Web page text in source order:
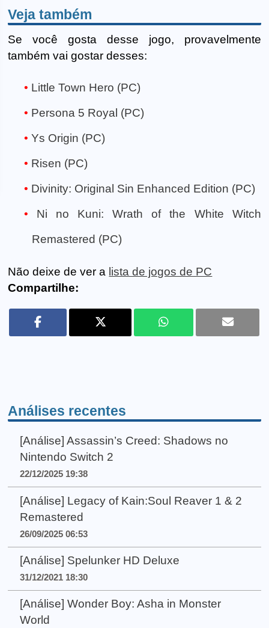
Veja também
Se você gosta desse jogo, provavelmente
também vai gostar desses:
Little Town Hero (PC)
Persona 5 Royal (PC)
Ys Origin (PC)
Risen (PC)
Divinity: Original Sin Enhanced Edition (PC)
Ni no Kuni: Wrath of the White Witch
Remastered (PC)
Não deixe de ver a lista de jogos de PC
Compartilhe:
Análises recentes
[Análise] Assassin’s Creed: Shadows no
Nintendo Switch 2
22/12/2025 19:38
[Análise] Legacy of Kain:Soul Reaver 1 & 2
Remastered
26/09/2025 06:53
[Análise] Spelunker HD Deluxe
31/12/2021 18:30
[Análise] Wonder Boy: Asha in Monster
World